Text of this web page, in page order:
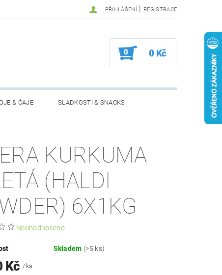
PŘIHLÁŠENÍ | REGISTRACE
0 0 Kč
& ČAJE SLADKOSTI & SNACKS
VRÁCENÍ ZBOŽÍ
KURKUMA
(HALDI
6X1KG
Neohodnoceno
Skladem (>5 ks)
Kč/ ks